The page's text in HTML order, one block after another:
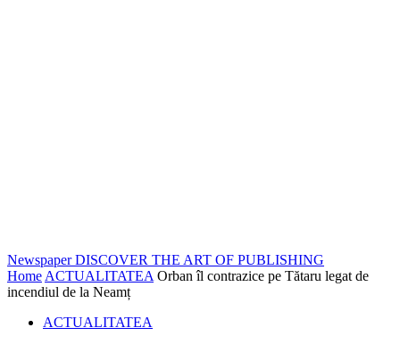
Newspaper DISCOVER THE ART OF PUBLISHING
Home ACTUALITATEA Orban îl contrazice pe Tătaru legat de
incendiul de la Neamț
ACTUALITATEA